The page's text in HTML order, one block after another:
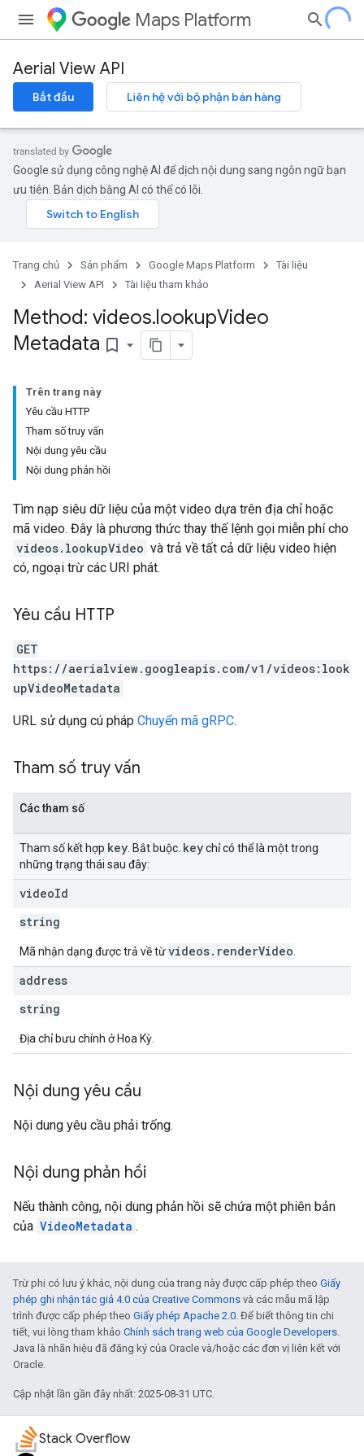
Maps Platform
Aerial View API
Bắt đầu Liên hệ với bộ phận bán hàng
Google sử dụng công nghệ AI để dịch nội dung sang ngôn ngữ bạn
ưu tiên. Bản dịch bằng AI có thể có lỗi.
Trang chủ Sản phẩm Google Maps Platform
Tài liệu
Aerial View API
Tài liệu tham khảo
Method: videos.lookupVideo
Metadata bookmark_border
Trên trang này
Yêu cầu HTTP
Tham số truy vấn
Nội dung yêu cầu
Nội dung phản hồi
Tìm nạp siêu dữ liệu của một video dựa trên địa chỉ hoặc
mã video. Đây là phương thức thay thế lệnh gọi miễn phí cho
videos.lookupVideo và trả về tất cả dữ liệu video hiện
có, ngoại trừ các URI phát.
Yêu cầu HTTP
GET
https://aerialview.googleapis.com/v1/videos:look
upVideoMetadata
URL sử dụng cú pháp Chuyển mã gRPC.
Tham số truy vấn
Các tham số
Tham số kết hợp key . Bắt buộc. keychỉ có thể là một trong
những trạng thái sau đây:
videoId
string
Mã nhận dạng được trả về từvideos.renderVideo
address
string
Địa chỉ bưu chính ở Hoa Kỳ.
Nội dung yêu cầu
Nội dung yêu cầu phải trống.
Nội dung phản hồi
Nếu thành công, nội dung phản hồi sẽ chứa một phiên bản
của VideoMetadata .
Trừ phi có lưu ý khác, nội dung của trang này được cấp phép theo Giấy
phép ghi nhận tác giả 4.0 của Creative Commons và các mẫu mã lập
trình được cấp phép theo Giấy phép Apache 2.0. Để biết thông tin chi
tiết, vui lòng tham khảo Chính sách trang web của Google Developers.
Java là nhãn hiệu đã đăng ký của Oracle và/hoặc các đơn vị liên kết với
Oracle.
Cập nhật lần gần đây nhất: 2025-08-31 UTC.
Stack Overflow